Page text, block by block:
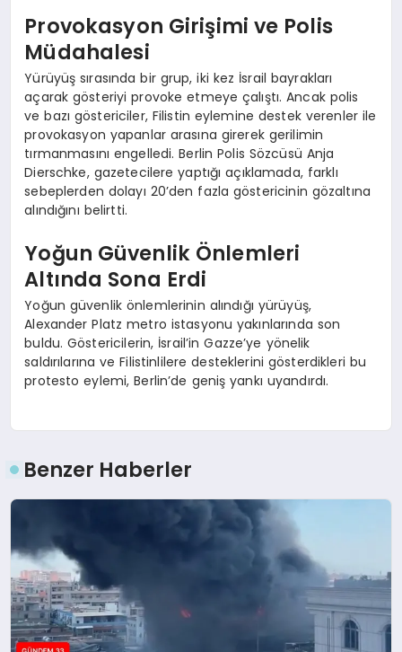
Provokasyon Girişimi ve Polis
Müdahalesi
Yürüyüş sırasında bir grup, iki kez İsrail bayrakları
açarak gösteriyi provoke etmeye çalıştı. Ancak polis
ve bazı göstericiler, Filistin eylemine destek verenler ile
provokasyon yapanlar arasına girerek gerilimin
tırmanmasını engelledi. Berlin Polis Sözcüsü Anja
Dierschke, gazetecilere yaptığı açıklamada, farklı
sebeplerden dolayı 20’den fazla göstericinin gözaltına
alındığını belirtti.
Yoğun Güvenlik Önlemleri
Altında Sona Erdi
Yoğun güvenlik önlemlerinin alındığı yürüyüş,
Alexander Platz metro istasyonu yakınlarında son
buldu. Göstericilerin, İsrail’in Gazze’ye yönelik
saldırılarına ve Filistinlilere desteklerini gösterdikleri bu
protesto eylemi, Berlin’de geniş yankı uyandırdı.
Benzer Haberler